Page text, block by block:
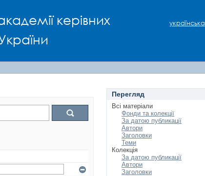
керівних
українська
Перегляд
Всі матеріали
Фонди та колекції
За датою публикації
Автори
Заголовки
Теми
Колекція
За датою публикації
Автори
Заголовки